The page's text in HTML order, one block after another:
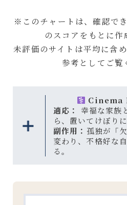
※このチャートは、確認で
のスコアをもとに作
未評価のサイトは平均に含
参考としてご覧
適応：
幸福な家族
ら、置いてけぼり
副作用： 孤独が「
変わり、不格好な
る。